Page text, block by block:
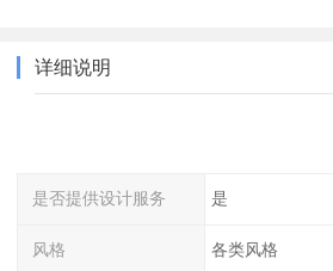
详细说明
是否提供设计服务 是
风格 各类风格